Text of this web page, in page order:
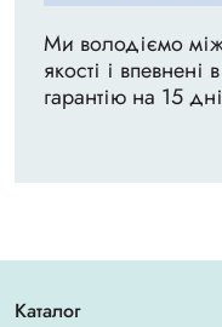
Ми володіємо
якості і
гарантію на 15
Каталог